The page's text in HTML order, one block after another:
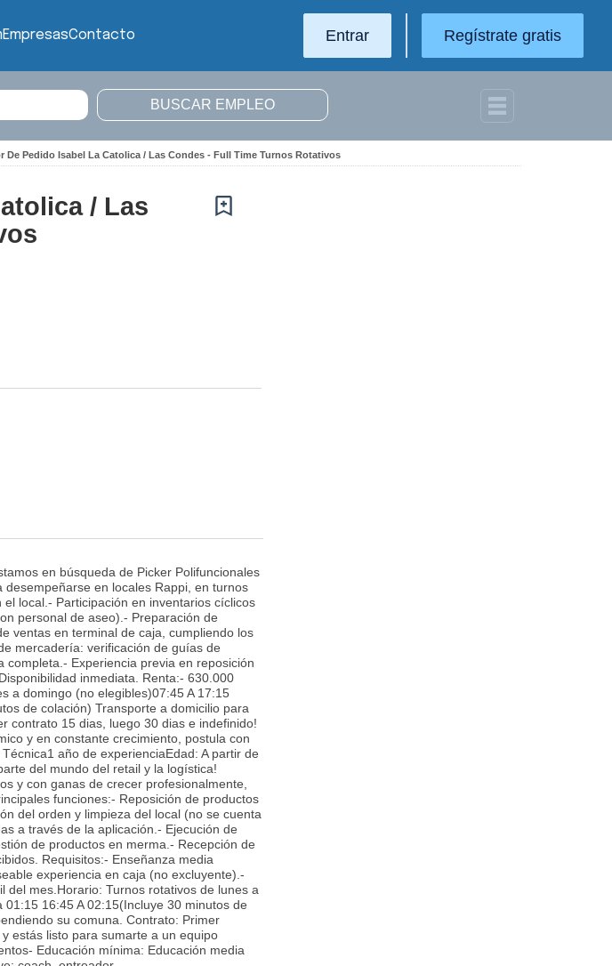
EmpresasContacto Entrar Regístrate gratis
De Pedido Isabel La Catolica / Las Condes - Full Time Turnos Rotativos
/ Las
en búsqueda de Picker Polifuncionales
en locales Rappi, en turnos
local.- Participación en inventarios cíclicos
personal de aseo).- Preparación de
ventas en terminal de caja, cumpliendo los
mercadería: verificación de guías de
Experiencia previa en reposición
inmediata. Renta:- 630.000
a domingo (no elegibles)07:45 A 17:15
de colación) Transporte a domicilio para
contrato 15 dias, luego 30 dias e indefinido!
y en constante crecimiento, postula con
año de experienciaEdad: A partir de
del mundo del retail y la logística!
y con ganas de crecer profesionalmente,
funciones:- Reposición de productos
del orden y limpieza del local (no se cuenta
a través de la aplicación.- Ejecución de
de productos en merma.- Recepción de
Requisitos:- Enseñanza media
experiencia en caja (no excluyente).-
del mes.Horario: Turnos rotativos de lunes a
16:45 A 02:15(Incluye 30 minutos de
su comuna. Contrato: Primer
estás listo para sumarte a un equipo
Educación mínima: Educación media